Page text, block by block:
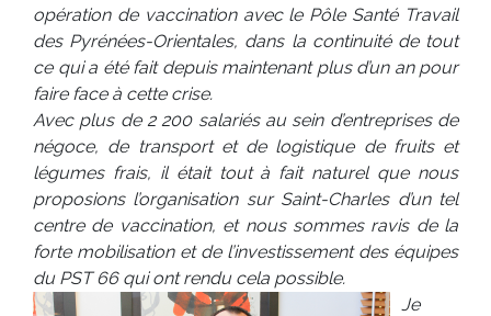
opération de vaccination avec le Pôle Santé Travail
des Pyrénées-Orientales, dans la continuité de tout
ce qui a été fait depuis maintenant plus d’un an pour
faire face à cette crise.
Avec plus de 2 200 salariés au sein d’entreprises de
négoce, de transport et de logistique de fruits et
légumes frais, il était tout à fait naturel que nous
proposions l’organisation sur Saint-Charles d’un tel
centre de vaccination, et nous sommes ravis de la
forte mobilisation et de l’investissement des équipes
du PST 66 qui ont rendu cela possible.
Je